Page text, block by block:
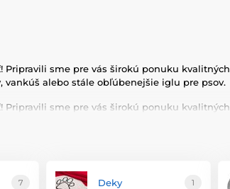
Pripravili sme pre vás širokú ponuku kvalitných
alebo stále obľúbenejšie iglu pre psov.
Pripravili sme pre vás širokú ponuku kvalitných
7 Deky 1